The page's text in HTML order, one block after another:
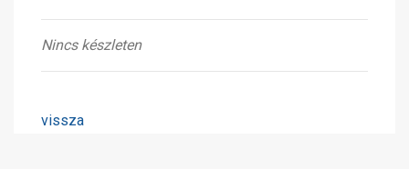
Nincs készleten
vissza